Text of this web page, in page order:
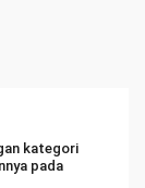
kategori
pada